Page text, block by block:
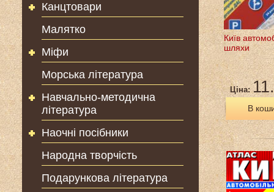
Канцтовари
Малятко
Міфи
Морська література
Навчально-методична
література
Наочні посібники
Народна творчість
Подарункова література
Київ
шляхи
Ціна:
В